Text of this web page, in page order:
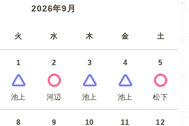
2026年9月
火 水 木 金 土
1
池上
2
河辺
3
池上
4
池上
5
松下
8 9 10 11 12